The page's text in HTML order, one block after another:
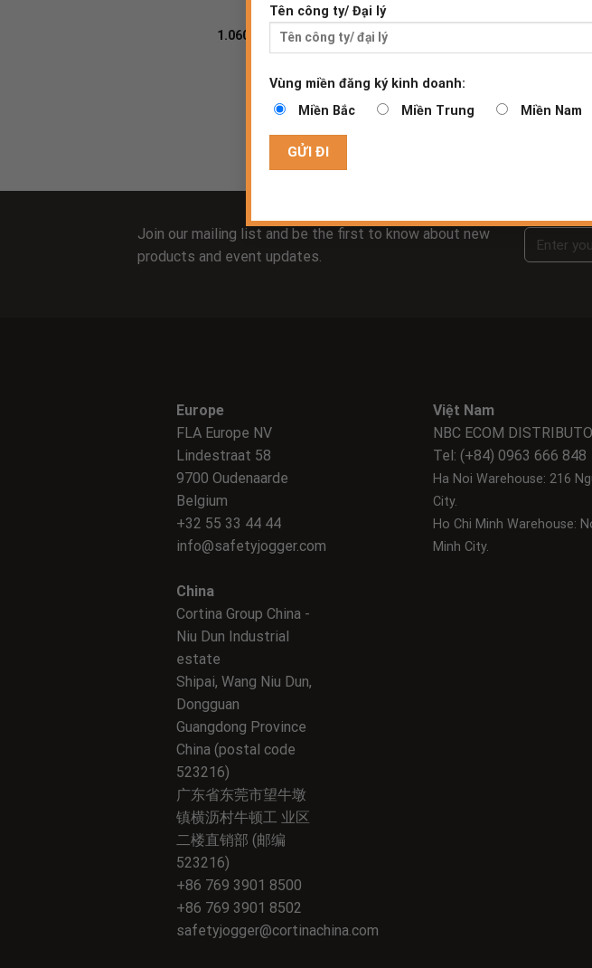
Tên công ty/ Đại lý
Vùng miền đăng ký kinh doanh:
Miền Bắc
Miền Trung Miền Nam
S1P SRC HRO
1.060.000 ₫
Join our mailing list and be the first to know about new
products and event updates.
Europe
FLA Europe NV
Lindestraat 58
9700 Oudenaarde
Belgium
+32 55 33 44 44
info@safetyjogger.com
China
Cortina Group China -
Niu Dun Industrial
estate
Shipai, Wang Niu Dun,
Dongguan
Guangdong Province
China (postal code
523216)
广东省东莞市望牛墩
镇横沥村牛顿工 业区
二楼直销部 (邮编
523216)
+86 769 3901 8500
+86 769 3901 8502
safetyjogger@cortinachina.com
Việt Nam
NBC ECOM
Tel: (+84) 0963 666 848
Ha Noi Warehouse: 216
City.
Ho Chi Minh Warehouse:
Minh City.